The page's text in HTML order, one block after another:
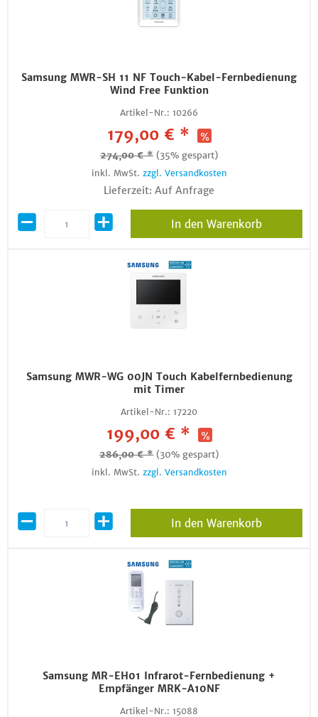
Samsung MWR-SH 11 NF Touch-Kabel-Fernbedienung
Wind Free Funktion
Artikel-Nr.: 10266
179,00 € *
274,00 € * (35% gespart)
inkl. MwSt. zzgl. Versandkosten
Lieferzeit: Auf Anfrage
In den Warenkorb
Samsung MWR-WG 00JN Touch Kabelfernbedienung
mit Timer
Artikel-Nr.: 17220
199,00 € *
286,00 € * (30% gespart)
inkl. MwSt. zzgl. Versandkosten
In den Warenkorb
Samsung MR-EH01 Infrarot-Fernbedienung +
Empfänger MRK-A10NF
Artikel-Nr.: 15088